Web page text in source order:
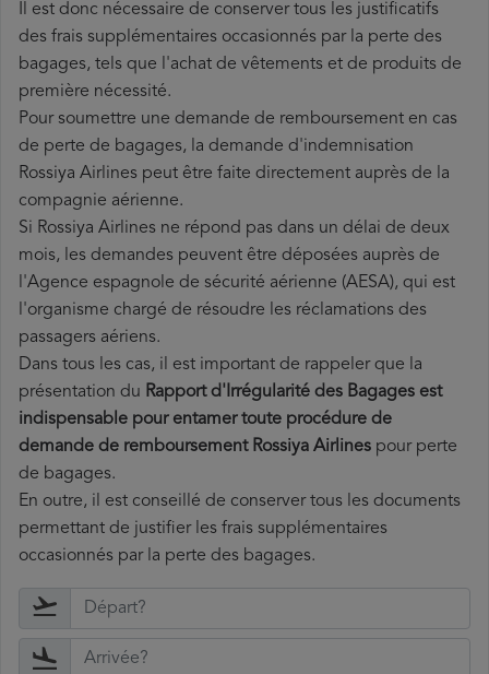
Il est donc nécessaire de conserver tous les justificatifs
des frais supplémentaires occasionnés par la perte des
bagages, tels que l'achat de vêtements et de produits de
première nécessité.
Pour soumettre une demande de remboursement en cas
de perte de bagages, la demande d'indemnisation
Rossiya Airlines peut être faite directement auprès de la
compagnie aérienne.
Si Rossiya Airlines ne répond pas dans un délai de deux
mois, les demandes peuvent être déposées auprès de
l'Agence espagnole de sécurité aérienne (AESA), qui est
l'organisme chargé de résoudre les réclamations des
passagers aériens.
Dans tous les cas, il est important de rappeler que la
présentation du Rapport d'Irrégularité des Bagages est
indispensable pour entamer toute procédure de
demande de remboursement Rossiya Airlines pour perte
de bagages.
En outre, il est conseillé de conserver tous les documents
permettant de justifier les frais supplémentaires
occasionnés par la perte des bagages.